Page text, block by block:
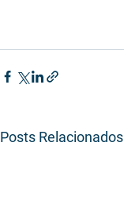
Posts Relacionados